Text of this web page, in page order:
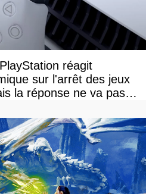
réagit
sur l'arrêt des jeux
la réponse ne va pas